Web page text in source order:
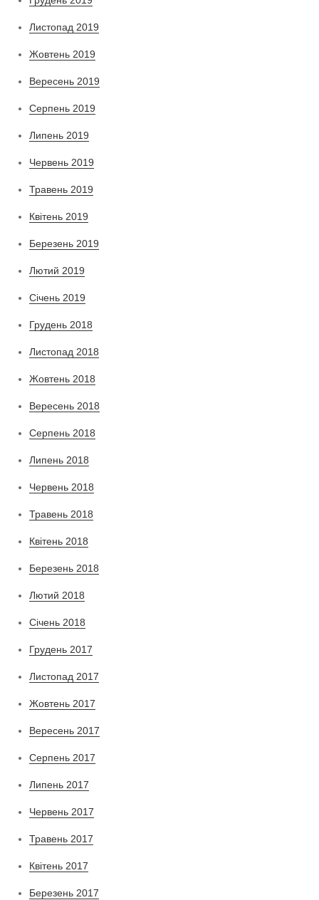
Листопад 2019
Жовтень 2019
Вересень 2019
Серпень 2019
Липень 2019
Червень 2019
Травень 2019
Квітень 2019
Березень 2019
Лютий 2019
Січень 2019
Грудень 2018
Листопад 2018
Жовтень 2018
Вересень 2018
Серпень 2018
Липень 2018
Червень 2018
Травень 2018
Квітень 2018
Березень 2018
Лютий 2018
Січень 2018
Грудень 2017
Листопад 2017
Жовтень 2017
Вересень 2017
Серпень 2017
Липень 2017
Червень 2017
Травень 2017
Квітень 2017
Березень 2017